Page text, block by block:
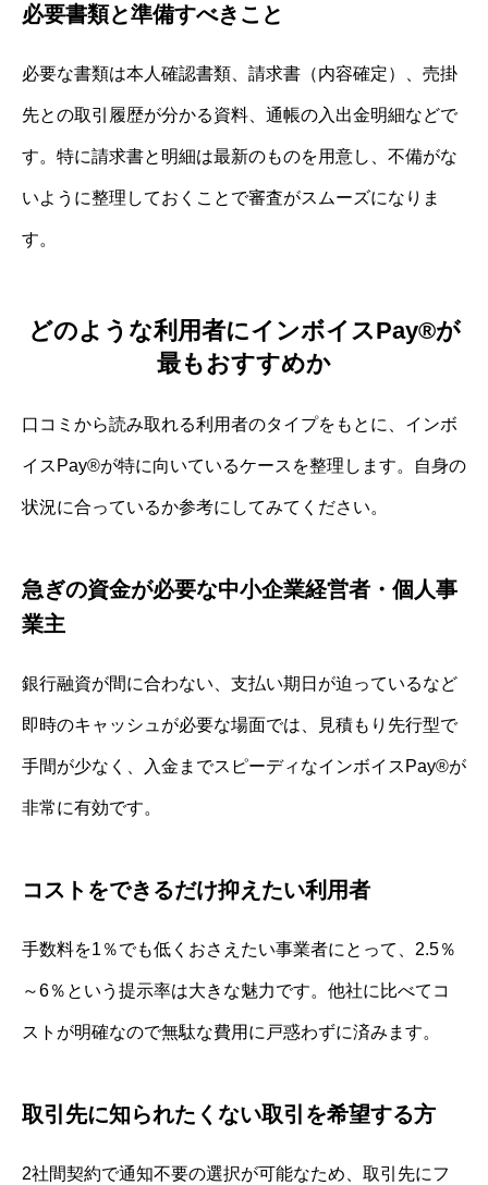
必要書類と準備すべきこと
必要な書類は本人確認書類、請求書（内容確定）、売掛
先との取引履歴が分かる資料、通帳の入出金明細などで
す。特に請求書と明細は最新のものを用意し、不備がな
いように整理しておくことで審査がスムーズになりま
す。
どのような利用者にインボイスPay®が
最もおすすめか
口コミから読み取れる利用者のタイプをもとに、インボ
イスPay®が特に向いているケースを整理します。自身の
状況に合っているか参考にしてみてください。
急ぎの資金が必要な中小企業経営者・個人事
業主
銀行融資が間に合わない、支払い期日が迫っているなど
即時のキャッシュが必要な場面では、見積もり先行型で
手間が少なく、入金までスピーディなインボイスPay®が
非常に有効です。
コストをできるだけ抑えたい利用者
手数料を1％でも低くおさえたい事業者にとって、2.5％
～6％という提示率は大きな魅力です。他社に比べてコ
ストが明確なので無駄な費用に戸惑わずに済みます。
取引先に知られたくない取引を希望する方
2社間契約で通知不要の選択が可能なため、取引先にフ